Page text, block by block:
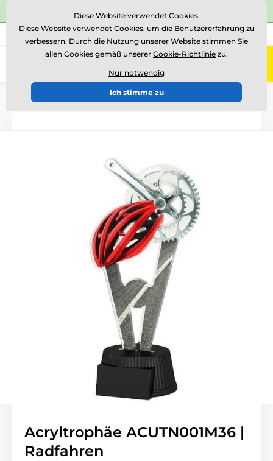
⭐Siehe 504 verifizierte Bewertungen auf
Rufen Sie uns an (Mo-Fr 15-18) +43 676 361 37 22
0
Einführung Acryltrophäen ACUTN001
Acryltrophäe ACUTN001M36 |
Radfahren
Diese Website verwendet Cookies.
Diese Website verwendet Cookies, um die Benutzererfahrung zu
verbessern. Durch die Nutzung unserer Website stimmen Sie
allen Cookies gemäß unserer Cookie-Richtlinie zu.
Nur notwendig
Ich stimme zu